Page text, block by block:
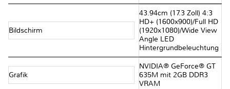
Bildschirm
43.94cm (17.3 Zoll) 4:3
HD+ (1600x900)/Full HD
(1920x1080)/Wide View
Angle LED
Hintergrundbeleuchtung
Grafik
NVIDIA® GeForce® GT
635M mit 2GB DDR3
VRAM